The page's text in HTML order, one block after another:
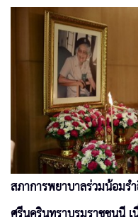
สภาการพยาบาลร่วมน้อม